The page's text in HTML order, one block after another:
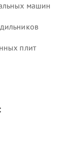
машин
плит